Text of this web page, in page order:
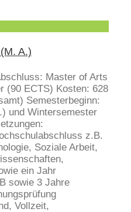
A.)
Master of Arts
(90 ECTS) Kosten: 628
Semesterbeginn:
und Wintersemester
z.B.
Soziale Arbeit,
ein Jahr
sowie 3 Jahre
Vollzeit,